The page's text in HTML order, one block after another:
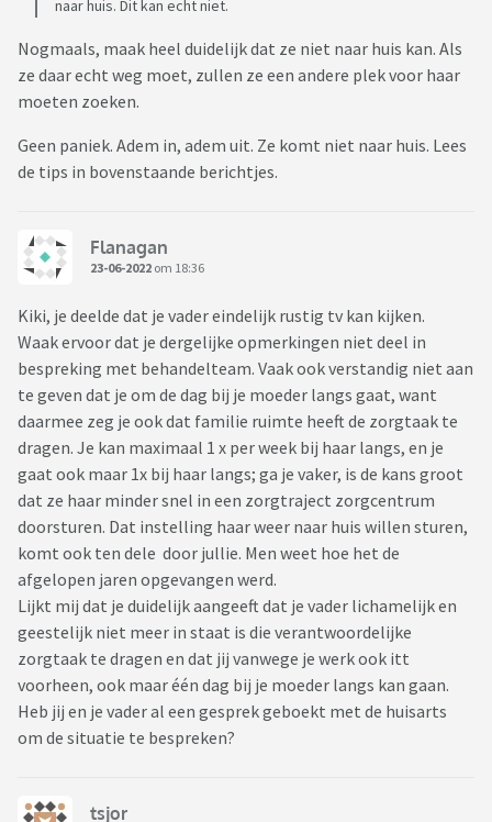
naar huis. Dit kan echt niet.
Nogmaals, maak heel duidelijk dat ze niet naar huis kan. Als
ze daar echt weg moet, zullen ze een andere plek voor haar
moeten zoeken.
Geen paniek. Adem in, adem uit. Ze komt niet naar huis. Lees
de tips in bovenstaande berichtjes.
Flanagan
23-06-2022 om 18:36
Kiki, je deelde dat je vader eindelijk rustig tv kan kijken.
Waak ervoor dat je dergelijke opmerkingen niet deel in
bespreking met behandelteam. Vaak ook verstandig niet aan
te geven dat je om de dag bij je moeder langs gaat, want
daarmee zeg je ook dat familie ruimte heeft de zorgtaak te
dragen. Je kan maximaal 1 x per week bij haar langs, en je
gaat ook maar 1x bij haar langs; ga je vaker, is de kans groot
dat ze haar minder snel in een zorgtraject zorgcentrum
doorsturen. Dat instelling haar weer naar huis willen sturen,
komt ook ten dele door jullie. Men weet hoe het de
afgelopen jaren opgevangen werd.
Lijkt mij dat je duidelijk aangeeft dat je vader lichamelijk en
geestelijk niet meer in staat is die verantwoordelijke
zorgtaak te dragen en dat jij vanwege je werk ook itt
voorheen, ook maar één dag bij je moeder langs kan gaan.
Heb jij en je vader al een gesprek geboekt met de huisarts
om de situatie te bespreken?
tsjor